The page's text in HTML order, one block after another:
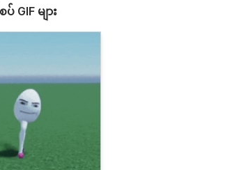
GIF များ